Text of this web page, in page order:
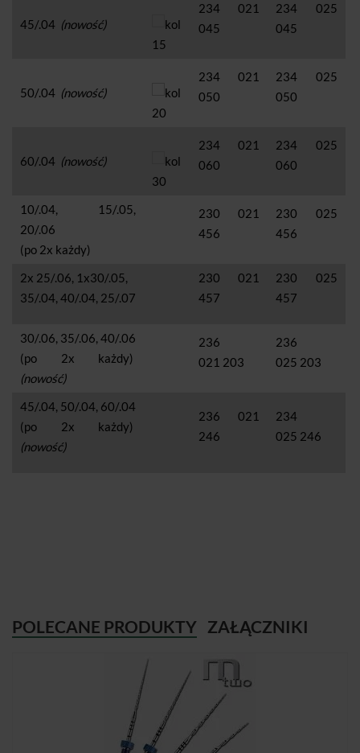
45/.04 (nowość)
234 021
045
234 025
045
50/.04 (nowość)
234 021
050
234 025
050
60/.04 (nowość)
234 021
060
234 025
060
10/.04, 15/.05,
20/.06
(po 2x każdy)
230 021
456
230 025
456
2x 25/.06, 1x30/.05,
35/.04, 40/.04, 25/.07
230 021
457
230 025
457
30/.06, 35/.06, 40/.06
(po 2x każdy)
(nowość)
236
021 203
236
025 203
45/.04, 50/.04, 60/.04
(po 2x każdy)
(nowość)
236 021
246
234
025 246
POLECANE PRODUKTY ZAŁĄCZNIKI